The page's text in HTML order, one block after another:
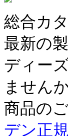
総合カ
最新の
ディー
ません
商品の
デン正